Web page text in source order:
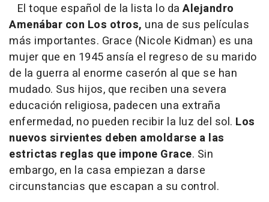
El toque español de la lista lo da Alejandro
Amenábar con Los otros, una de sus películas
más importantes. Grace (Nicole Kidman) es una
mujer que en 1945 ansía el regreso de su marido
de la guerra al enorme caserón al que se han
mudado. Sus hijos, que reciben una severa
educación religiosa, padecen una extraña
enfermedad, no pueden recibir la luz del sol. Los
nuevos sirvientes deben amoldarse a las
estrictas reglas que impone Grace. Sin
embargo, en la casa empiezan a darse
circunstancias que escapan a su control.